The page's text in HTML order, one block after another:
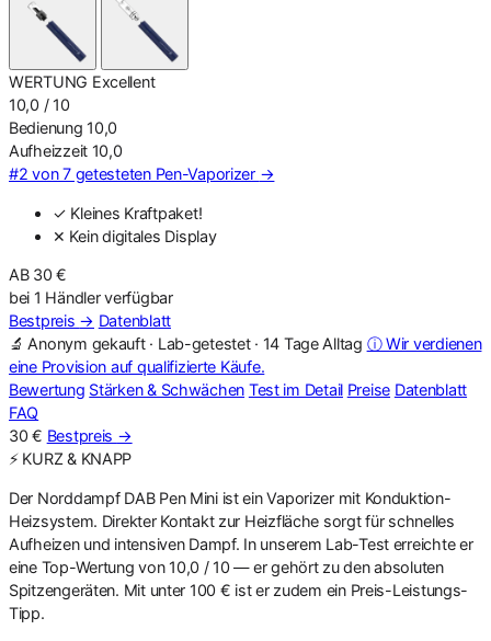
WERTUNG Excellent
10,0 / 10
Bedienung 10,0
Aufheizzeit 10,0
#2 von 7 getesteten Pen-Vaporizer →
✓ Kleines Kraftpaket!
✕ Kein digitales Display
AB 30 €
bei 1 Händler verfügbar
Bestpreis → Datenblatt
🔬 Anonym gekauft · Lab-getestet · 14 Tage Alltag ⓘ Wir verdienen
eine Provision auf qualifizierte Käufe.
Bewertung Stärken & Schwächen Test im Detail Preise Datenblatt
FAQ
30 € Bestpreis →
⚡ KURZ & KNAPP
Der Norddampf DAB Pen Mini ist ein Vaporizer mit Konduktion-
Heizsystem. Direkter Kontakt zur Heizfläche sorgt für schnelles
Aufheizen und intensiven Dampf. In unserem Lab-Test erreichte er
eine Top-Wertung von 10,0 / 10 — er gehört zu den absoluten
Spitzengeräten. Mit unter 100 € ist er zudem ein Preis-Leistungs-
Tipp.